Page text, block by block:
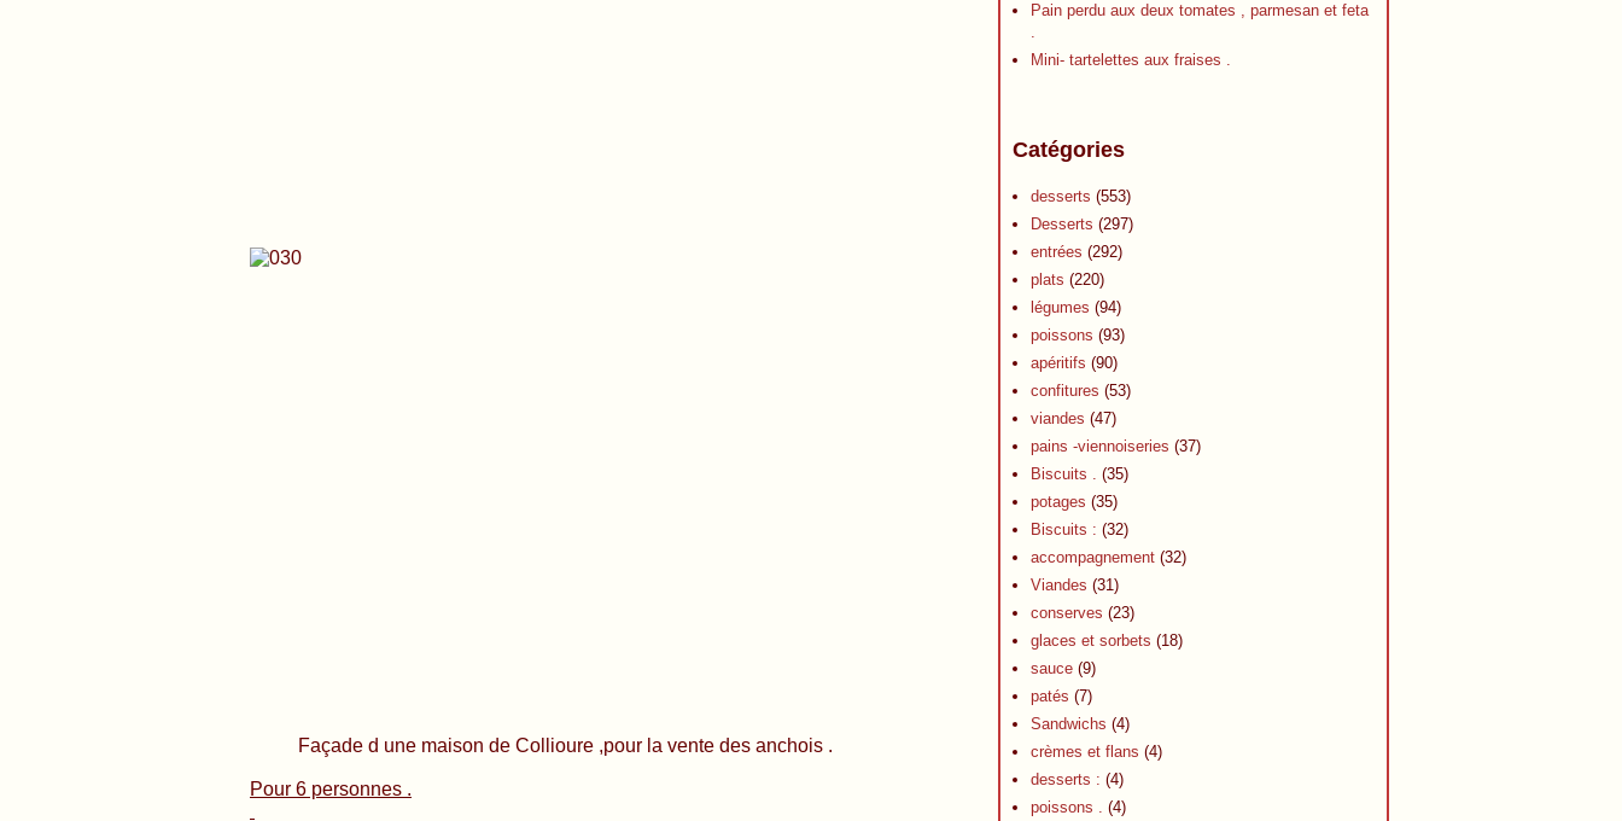
Façade d une maison de Collioure ,pour la vente des anchois .
Pour 6 personnes .
Pain perdu aux deux tomates , parmesan et feta
.
Mini- tartelettes aux fraises .
Catégories
desserts (553)
Desserts (297)
entrées (292)
plats (220)
légumes (94)
poissons (93)
apéritifs (90)
confitures (53)
viandes (47)
pains -viennoiseries (37)
Biscuits . (35)
potages (35)
Biscuits : (32)
accompagnement (32)
Viandes (31)
conserves (23)
glaces et sorbets (18)
sauce (9)
patés (7)
Sandwichs (4)
crèmes et flans (4)
desserts : (4)
poissons . (4)